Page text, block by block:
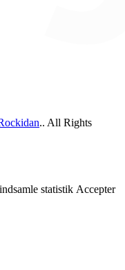
.. All Rights
statistik Accepter